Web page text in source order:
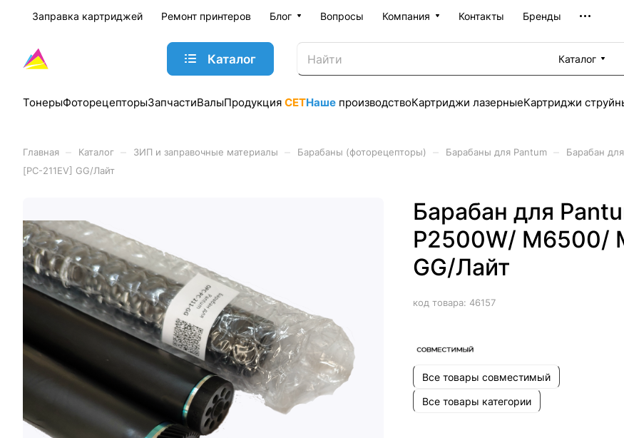
Заправка картриджей Ремонт принтеров Блог Вопросы Компания Контакты Бренды
Каталог
Каталог
ТонерыФоторецепторыЗапчастиВалыПродукция CETНаше производствоКартриджи лазерныеКартриджи
Главная Каталог ЗИП и заправочные материалы Барабаны (фоторецепторы) Барабаны для Pantum
Барабан
[PC-211EV] GG/Лайт
Барабан для
P2500W/ M6500/
GG/Лайт
код товара: 46157
Все товары совместимый
Все товары категории